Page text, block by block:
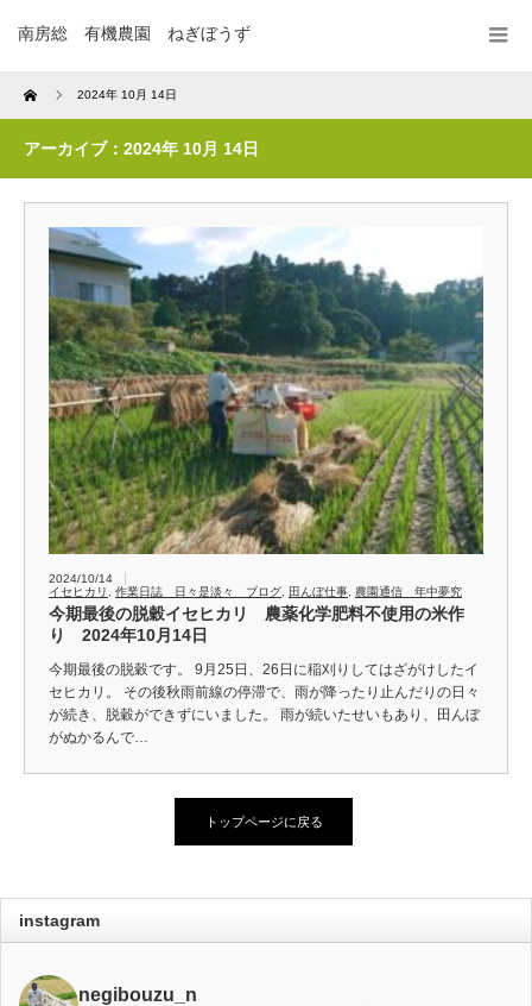
南房総 有機農園 ねぎぼうず
Home 2024年 10月 14日
アーカイブ：2024年 10月 14日
2024/10/14
イセヒカリ
作業日誌 日々是淡々 ブログ 田んぼ仕事 農園通信 年中夢究
今期最後の脱穀イセヒカリ 農薬化学肥料不使用の米作
り 2024年10月14日
今期最後の脱穀です。 9月25日、26日に稲刈りしてはざがけしたイ
セヒカリ。 その後秋雨前線の停滞で、雨が降ったり止んだりの日々
が続き、脱穀ができずにいました。 雨が続いたせいもあり、田んぼ
がぬかるんで…
トップページに戻る
instagram
negibouzu_n